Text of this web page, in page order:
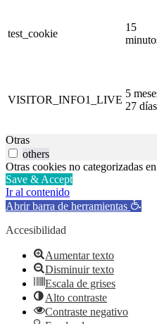
test_cookie
15
VISITOR_INFO1_LIVE
5
27 días
Otras
others
Otras cookies no categorizadas
Save & Accept
Ir al contenido
Abrir barra de herramientas
Accesibilidad
Aumentar texto
Disminuir texto
Escala de grises
Alto contraste
Contraste negativo